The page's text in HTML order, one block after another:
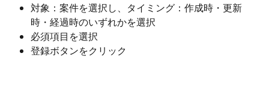
対象：案件を選択し、タイミング：作成時・更新
時・経過時のいずれかを選択
必須項目を選択
登録ボタンをクリック